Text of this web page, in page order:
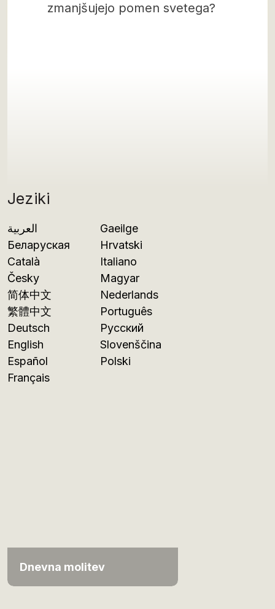
Jeziki
العربية
Беларуская
Català
Česky
简体中文
繁體中文
Deutsch
English
Español
Français
Gaeilge
Hrvatski
Italiano
Magyar
Nederlands
Português
Русский
Slovenščina
Polski
Dnevna molitev
zmanjšujejo pomen svetega?